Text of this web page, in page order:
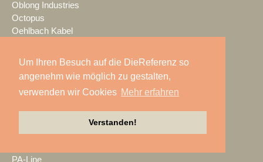
Um Ihren Besuch auf die DieReferenz so
angenehm wie möglich zu gestalten,
verwenden wir Cookies Mehr erfahren
Verstanden!
Oblong Industries
Octopus
Oehlbach Kabel
OKG-AV
Optimahl Catering
Optocore
Otto Events
PA-Line